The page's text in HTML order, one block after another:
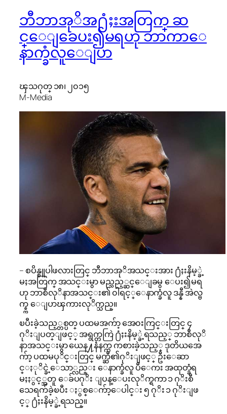
ဘီဘာအုိအ႐ံႈးအတြက္ ဆ
င္ေျခေပး၍မရဟု ဘာကာေ
နာက္ခံလူေျပာ
ၾသဂုတ္ ၁၈၊ ၂၀၁၅
M-Media
– စပိန္စူပါဖလားတြင္ ဘီဘာအုိအသင္းအား ႐ံႈးနိမ့္ခဲ့
မႈအတြက္ အသင္းမွာ မည္သည့္ဆင္ေျခမွ ေပး၍မရ
ဟု ဘာစီလုိနာအသင္း၏ ၀ါရင့္ေနာက္ခံလူ ဒန္နီ အဲလ္ဗ
က္စ္က ေျပာၾကားလုိက္သည္။
ၿပီးခဲ့သည့္တစ္ပတ္ ပထမအက်ာ့ အေ၀းကြင္းတြင္ ၄
ဂုိးျပတ္ျဖင့္ အရွက္တကြဲ ႐ံႈးနိမ့္ခဲ့ရသည့္ ဘာစီလုိ
နာအသင္းမွာ ယေန႔နံနက္က ကစားခဲ့သည့္ ဒုတိယအေ
က်ာ့ ပထမပုိင္းတြင္ မက္ဆီ၏ဂုိးျဖင့္ ဦးေဆာ
င္ႏုိင္ခဲ့ေသာ္လည္း ေနာက္ခံလူ ပီေကး အထုတ္ခံရ
မႈႏွင့္အတူ ေခ်ပဂုိး ျပန္ေပးလုိက္ရကာ ၁ ဂုိးစီ
သေရက်ခဲ့ၿပီး ႏွစ္ေက်ာ့ေပါင္း ၅ ဂုိး ၁ ဂုိးျဖ
င့္ ႐ံႈးနိမ့္ခဲ့ရသည္။